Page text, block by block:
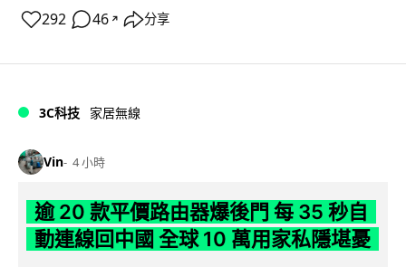
292 46 ↗ 分享
3C科技 家居無線
Vin 4 小時
逾 20 款平價路由器爆後門 每 35 秒自
動連線回中國 全球 10 萬用家私隱堪憂